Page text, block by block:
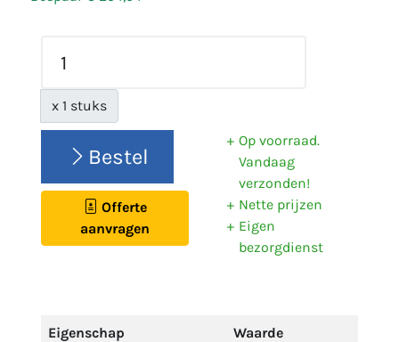
x 1 stuks
Bestel
Offerte
aanvragen
Op voorraad.
Vandaag
verzonden!
Nette prijzen
Eigen
bezorgdienst
Eigenschap Waarde